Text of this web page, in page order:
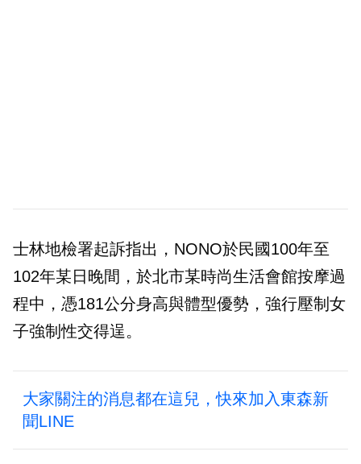
士林地檢署起訴指出，NONO於民國100年至
102年某日晚間，於北市某時尚生活會館按摩過
程中，憑181公分身高與體型優勢，強行壓制女
子強制性交得逞。
大家關注的消息都在這兒，快來加入東森新
聞LINE